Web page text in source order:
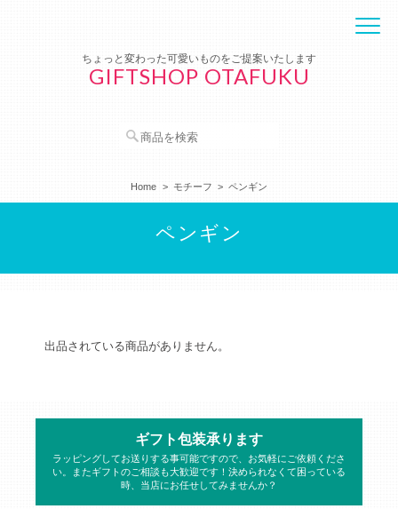
ちょっと変わった可愛いものをご提案いたします
GIFTSHOP OTAFUKU
Home モチーフ ペンギン
ペンギン
出品されている商品がありません。
ギフト包装承ります
ラッピングしてお送りする事可能ですので、お気軽にご依頼くださ
い。またギフトのご相談も大歓迎です！決められなくて困っている
時、当店にお任せしてみませんか？